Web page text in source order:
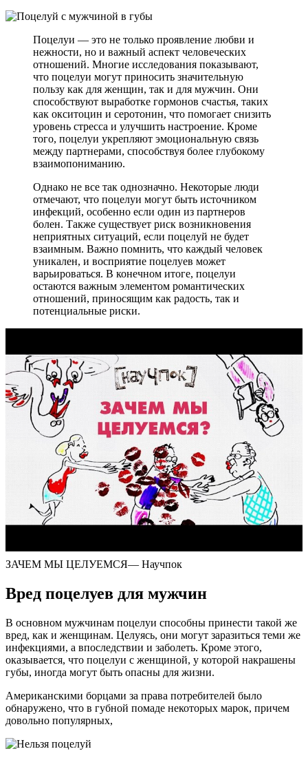
Поцелуи — это не только проявление любви и
нежности, но и важный аспект человеческих
отношений. Многие исследования показывают,
что поцелуи могут приносить значительную
пользу как для женщин, так и для мужчин. Они
способствуют выработке гормонов счастья, таких
как окситоцин и серотонин, что помогает снизить
уровень стресса и улучшить настроение. Кроме
того, поцелуи укрепляют эмоциональную связь
между партнерами, способствуя более глубокому
взаимопониманию.
Однако не все так однозначно. Некоторые люди
отмечают, что поцелуи могут быть источником
инфекций, особенно если один из партнеров
болен. Также существует риск возникновения
неприятных ситуаций, если поцелуй не будет
взаимным. Важно помнить, что каждый человек
уникален, и восприятие поцелуев может
варьироваться. В конечном итоге, поцелуи
остаются важным элементом романтических
отношений, приносящим как радость, так и
потенциальные риски.
ЗАЧЕМ МЫ ЦЕЛУЕМСЯ— Научпок
Вред поцелуев для мужчин
В основном мужчинам поцелуи способны принести такой же
вред, как и женщинам. Целуясь, они могут заразиться теми же
инфекциями, а впоследствии и заболеть. Кроме этого,
оказывается, что поцелуи с женщиной, у которой накрашены
губы, иногда могут быть опасны для жизни.
Американскими борцами за права потребителей было
обнаружено, что в губной помаде некоторых марок, причем
довольно популярных,